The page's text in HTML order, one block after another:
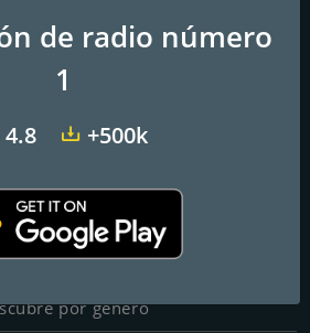
por género
de radio número
1
4.8 +500k